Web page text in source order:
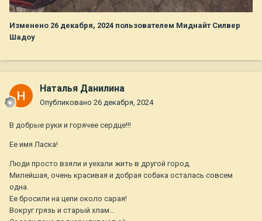
Изменено 26 декабря, 2024 пользователем Миднайт Силвер
Шадоу
Наталья Данилина
Опубликовано 26 декабря, 2024
В добрые руки и горячее сердце!!!
Ее имя Ласка!
Люди просто взяли и уехали жить в другой город.
Милейшая, очень красивая и добрая собака осталась совсем
одна.
Ее бросили на цепи около сарая!
Вокруг грязь и старый хлам…